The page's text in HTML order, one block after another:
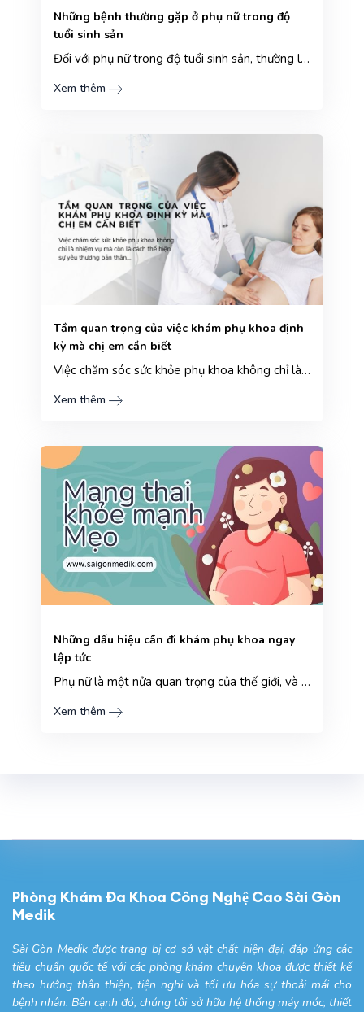
Những bệnh thường gặp ở phụ nữ trong độ
tuổi sinh sản
Đối với phụ nữ trong độ tuổi sinh sản, thường là từ 18 đến 45 tuổi, đây là giai đoạn quan trọng tron...
Xem thêm
Tầm quan trọng của việc khám phụ khoa định
kỳ mà chị em cần biết
Việc chăm sóc sức khỏe phụ khoa không chỉ là nhiệm vụ mà còn là cách thể hiện sự yêu thương bản thân...
Xem thêm
Những dấu hiệu cần đi khám phụ khoa ngay
lập tức
Phụ nữ là một nửa quan trọng của thế giới, và sức khỏe của họ chính là nền tảng cho hạnh phúc một gi...
Xem thêm
Phòng Khám Đa Khoa Công Nghệ Cao Sài Gòn
Medik
Sài Gòn Medik được trang bị cơ sở vật chất hiện đại, đáp ứng các
tiêu chuẩn quốc tế với các phòng khám chuyên khoa được thiết kế
theo hướng thân thiện, tiện nghi và tối ưu hóa sự thoải mái cho
bệnh nhân. Bên cạnh đó, chúng tôi sở hữu hệ thống máy móc, thiết